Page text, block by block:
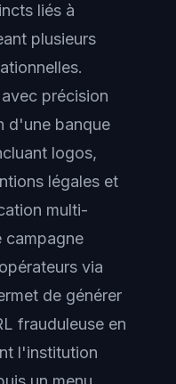
liés à
plusieurs
précision
d'une banque
logos,
légales et
multi-
campagne
via
de générer
frauduleuse en
l'institution